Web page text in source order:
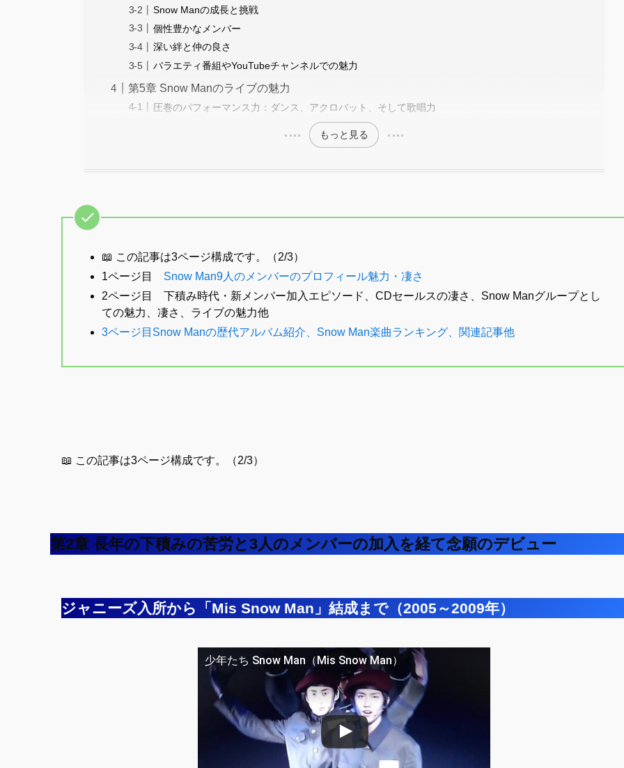
Snow Manの成長と挑戦
個性豊かなメンバー
深い絆と仲の良さ
バラエティ番組やYouTubeチャンネルでの魅力
第5章 Snow Manのライブの魅力
圧巻のパフォーマンス力：ダンス、アクロバット、そして歌唱力
もっと見る
📖 この記事は3ページ構成です。（2/3）
1ページ目 Snow Man9人のメンバーのプロフィール魅力・凄さ
2ページ目 下積み時代・新メンバー加入エピソード、CDセールスの凄さ、Snow Manグループとし
ての魅力、凄さ、ライブの魅力他
3ページ目Snow Manの歴代アルバム紹介、Snow Man楽曲ランキング、関連記事他
📖 この記事は3ページ構成です。（2/3）
第2章 長年の下積みの苦労と3人のメンバーの加入を経て念願のデビュー
ジャニーズ入所から「Mis Snow Man」結成まで（2005～2009年）
少年たち Snow Man（Mis Snow Man）
この動画を YouTube で視聴